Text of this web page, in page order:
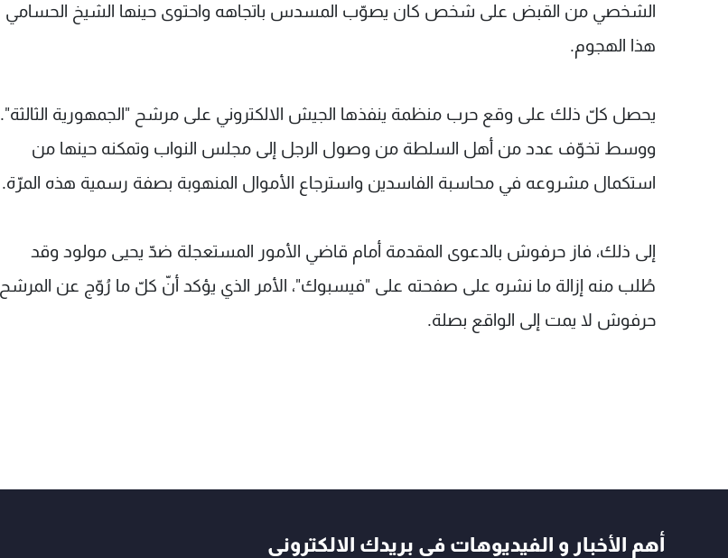
الشخصي من القبض على شخص كان يصوّب المسدس باتجاهه واحتوى حينها الشيخ الحسامي
هذا الهجوم.
يحصل كلّ ذلك على وقع حرب منظمة ينفذها الجيش الالكتروني على مرشح "الجمهورية الثالثة".
ووسط تخوّف عدد من أهل السلطة من وصول الرجل إلى مجلس النواب وتمكنه حينها من
استكمال مشروعه في محاسبة الفاسدين واسترجاع الأموال المنهوبة بصفة رسمية هذه المرّة.
إلى ذلك، فاز حرفوش بالدعوى المقدمة أمام قاضي الأمور المستعجلة ضدّ يحيى مولود وقد
طُلب منه إزالة ما نشره على صفحته على "فيسبوك"، الأمر الذي يؤكد أنّ كلّ ما رُوّج عن المرشح
حرفوش لا يمت إلى الواقع بصلة.
أهم الأخبار و الفيديوهات في بريدك الالكتروني